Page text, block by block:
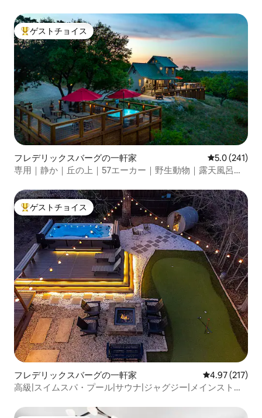
大好評のゲストチョイスです。
ゲストチョイス
フレデリックスバーグの一軒家 レビュー241
5.0 (241)
専用｜静か｜丘の上｜57エーカー｜野生動物｜露天風呂｜
大好評のゲストチョイスです。
ゲストチョイス
フレデリックスバーグの一軒家 レビュー217
4.97 (217)
高級|スイムスパ・プール|サウナ|ジャグジー|メインストリ